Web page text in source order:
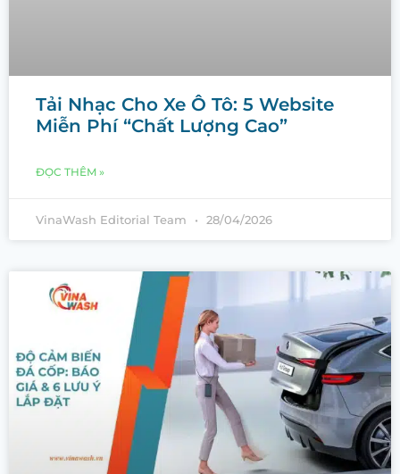
Tải Nhạc Cho Xe Ô Tô: 5 Website
Miễn Phí “Chất Lượng Cao”
ĐỌC THÊM »
VinaWash Editorial Team 28/04/2026